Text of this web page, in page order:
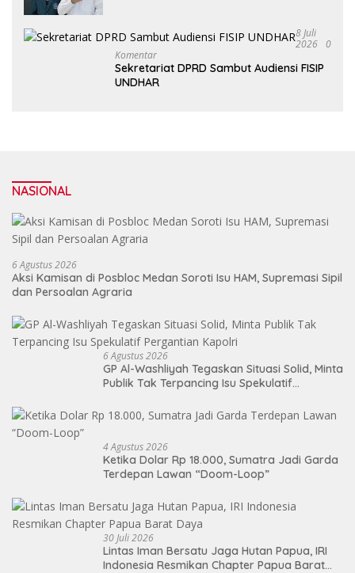
8 Juli
2026 0
Komentar
Sekretariat DPRD Sambut Audiensi FISIP
UNDHAR
NASIONAL
6 Agustus 2026
Aksi Kamisan di Posbloc Medan Soroti Isu HAM, Supremasi Sipil
dan Persoalan Agraria
6 Agustus 2026
GP Al-Washliyah Tegaskan Situasi Solid, Minta
Publik Tak Terpancing Isu Spekulatif
4 Agustus 2026
Ketika Dolar Rp 18.000, Sumatra Jadi Garda
Terdepan Lawan “Doom-Loop”
30 Juli 2026
Lintas Iman Bersatu Jaga Hutan Papua, IRI
Indonesia Resmikan Chapter Papua Barat